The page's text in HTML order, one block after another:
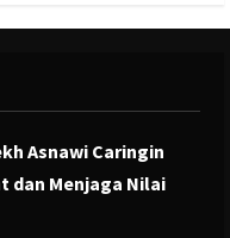
Asnawi Caringin
dan Menjaga Nilai